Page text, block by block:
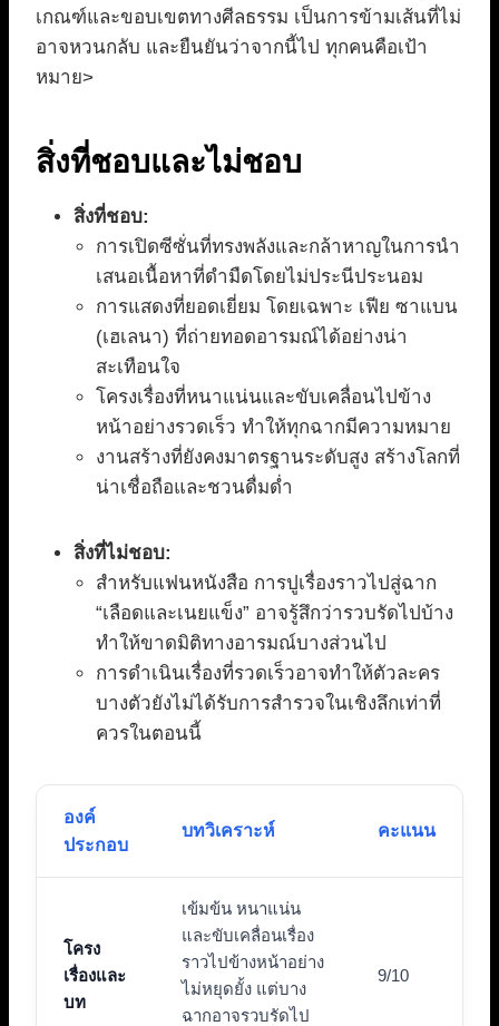
เกณฑ์และขอบเขตทางศีลธรรม เป็นการข้ามเส้นที่ไม่
อาจหวนกลับ และยืนยันว่าจากนี้ไป ทุกคนคือเป้า
หมาย>
สิ่งที่ชอบและไม่ชอบ
สิ่งที่ชอบ:
การเปิดซีซั่นที่ทรงพลังและกล้าหาญในการนำ
เสนอเนื้อหาที่ดำมืดโดยไม่ประนีประนอม
การแสดงที่ยอดเยี่ยม โดยเฉพาะ เฟีย ซาแบน
(เฮเลนา) ที่ถ่ายทอดอารมณ์ได้อย่างน่า
สะเทือนใจ
โครงเรื่องที่หนาแน่นและขับเคลื่อนไปข้าง
หน้าอย่างรวดเร็ว ทำให้ทุกฉากมีความหมาย
งานสร้างที่ยังคงมาตรฐานระดับสูง สร้างโลกที่
น่าเชื่อถือและชวนดื่มด่ำ
สิ่งที่ไม่ชอบ:
สำหรับแฟนหนังสือ การปูเรื่องราวไปสู่ฉาก
“เลือดและเนยแข็ง” อาจรู้สึกว่ารวบรัดไปบ้าง
ทำให้ขาดมิติทางอารมณ์บางส่วนไป
การดำเนินเรื่องที่รวดเร็วอาจทำให้ตัวละคร
บางตัวยังไม่ได้รับการสำรวจในเชิงลึกเท่าที่
ควรในตอนนี้
องค์
ประกอบ
บทวิเคราะห์ คะแนน
โครง
เรื่องและ
บท
เข้มข้น หนาแน่น
และขับเคลื่อนเรื่อง
ราวไปข้างหน้าอย่าง
ไม่หยุดยั้ง แต่บาง
ฉากอาจรวบรัดไป
9/10